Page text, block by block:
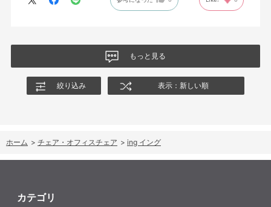
尻についてくるフレキシブルな座面が嬉しい。
もっと見る
絞り込み 表示：新しい順
ホーム > チェア・オフィスチェア > ing イング
カテゴリ